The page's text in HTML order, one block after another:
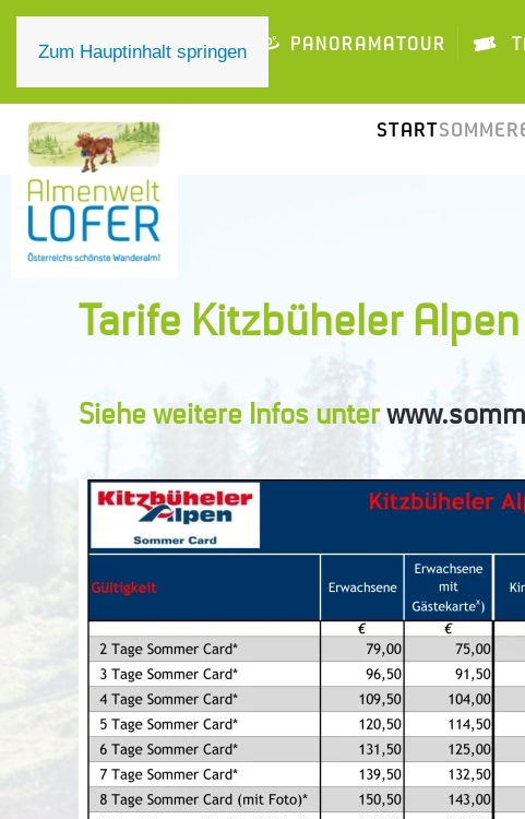
Zum Hauptinhalt springen
START
Tarife Kitzbüheler
Siehe weitere Infos unter
ONLINE TICKET PANORAMATOUR